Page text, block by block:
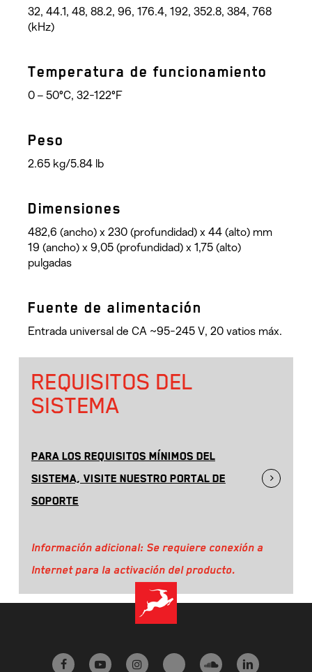
32, 44.1, 48, 88.2, 96, 176.4, 192, 352.8, 384, 768
(kHz)
Temperatura de funcionamiento
0 – 50°C, 32-122°F
Peso
2.65 kg/5.84 lb
Dimensiones
482,6 (ancho) x 230 (profundidad) x 44 (alto) mm
19 (ancho) x 9,05 (profundidad) x 1,75 (alto)
pulgadas
Fuente de alimentación
Entrada universal de CA ~95-245 V, 20 vatios máx.
REQUISITOS DEL
SISTEMA
PARA LOS REQUISITOS MÍNIMOS DEL
SISTEMA, VISITE NUESTRO PORTAL DE
SOPORTE
Información adicional: Se requiere conexión a
Internet para la activación del producto.
facebookyoutubeinstagramtiktoksoundcloud
linkedin